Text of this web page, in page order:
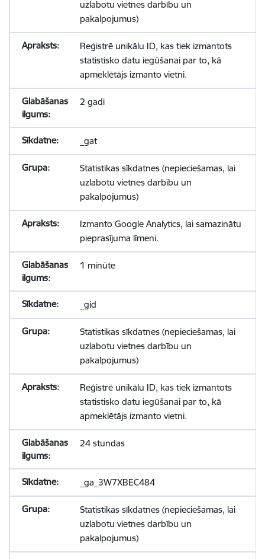
uzlabotu vietnes darbību un
pakalpojumus)
Reģistrē unikālu ID, kas tiek izmantots
statistisko datu iegūšanai par to, kā
apmeklētājs izmanto vietni.
2 gadi
_gat
Statistikas sīkdatnes (nepieciešamas, lai
uzlabotu vietnes darbību un
pakalpojumus)
Izmanto Google Analytics, lai samazinātu
pieprasījuma līmeni.
1 minūte
_gid
Statistikas sīkdatnes (nepieciešamas, lai
uzlabotu vietnes darbību un
pakalpojumus)
Reģistrē unikālu ID, kas tiek izmantots
statistisko datu iegūšanai par to, kā
apmeklētājs izmanto vietni.
24 stundas
_ga_3W7XBEC484
Statistikas sīkdatnes (nepieciešamas, lai
uzlabotu vietnes darbību un
pakalpojumus)